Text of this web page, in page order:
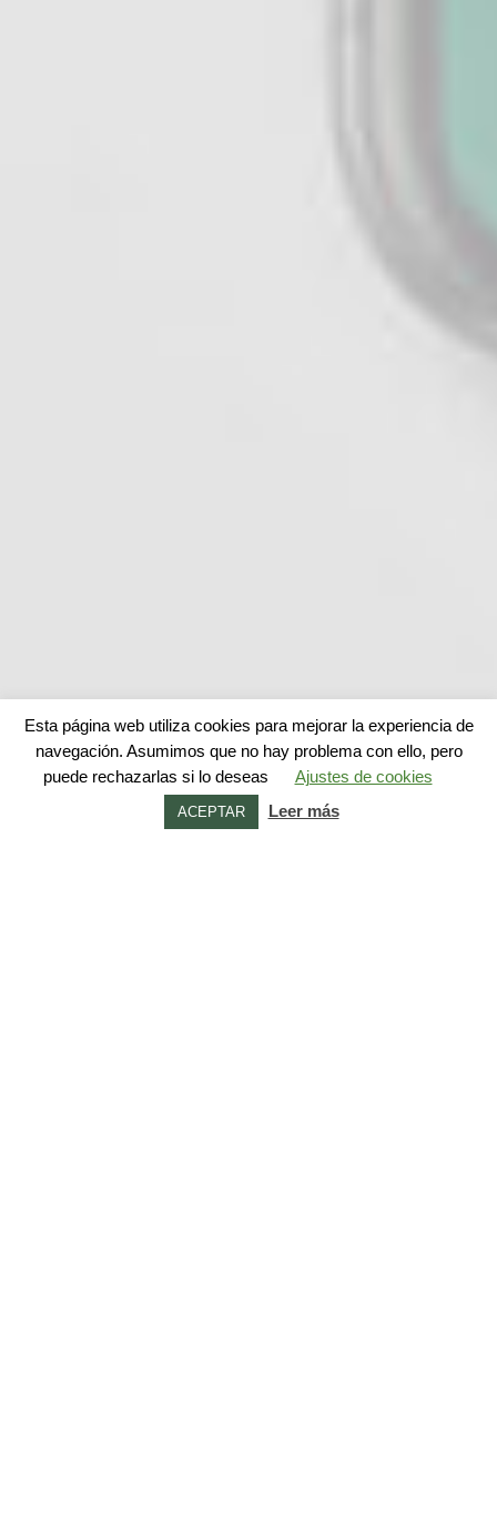
Esta página web utiliza cookies para mejorar la experiencia de
navegación. Asumimos que no hay problema con ello, pero
puede rechazarlas si lo deseas
Ajustes de cookies
ACEPTAR Leer más